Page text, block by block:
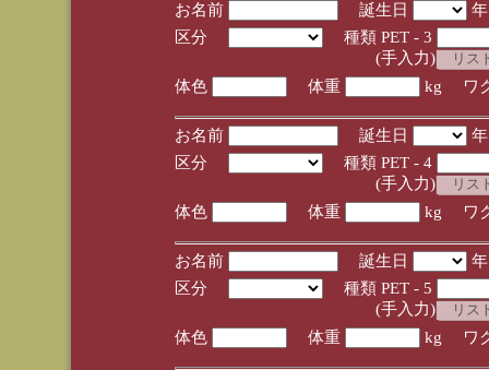
お名前 誕生日
区分
種類 PET - 3
(手入力)
体色
体重 kg ワ
お名前 誕生日
区分
種類 PET - 4
(手入力)
体色
体重 kg ワ
お名前 誕生日
区分
種類 PET - 5
(手入力)
体色
体重 kg ワ